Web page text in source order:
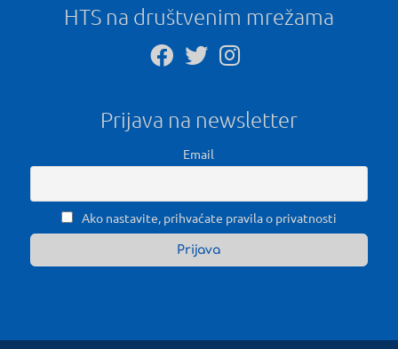
HTS na društvenim mrežama
Prijava na newsletter
Email
Ako nastavite, prihvaćate pravila o privatnosti